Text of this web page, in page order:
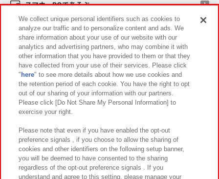
スマホ・PCであそぶ
イベント・キャンペーン
関連会社 サステナビリティ サイトポリシー
プライバシーポリシー ウェブアクセシビリティ方針と検証結果
お取引先さまとともに
カスタマーハラスメント対応方針 よくあるご質問・お問い合わせ
We collect unique personal identifiers such as cookies to
analyze our traffic and to personalize content and ads. We
share information about your use of our website with our
analytics and advertising partners, who may combine it with
other information that you have provided to them or that they
have collected from your use of their services. Please click
" here" to see more details about how we use cookies and
the retention period of each cookie. You have the right to opt
out of our sharing of your information with our partners.
Please click [Do Not Share My Personal Information] to
exercise your right.
Please note that even if you have enabled the opt-out
preference signals , if you choose to allow the sharing of
cookies and other identifiers on the following setup banner,
you will be deemed to have consented to the sharing
regardless of the opt-out preference signals . If you
understand and agree to this setting, please manage your